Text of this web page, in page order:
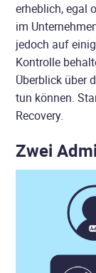
erheblich, egal
im
jedoch auf
Kontrolle
Überblick über
tun können.
Recovery.
Zwei